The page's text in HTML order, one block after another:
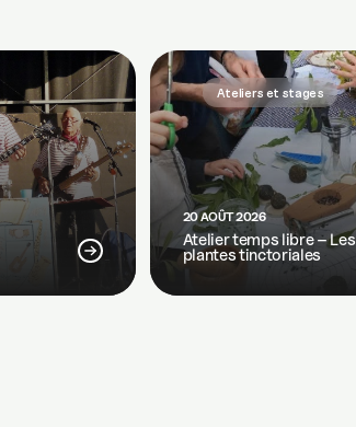
Ateliers et stages
20 AOÛT 2026
Atelier temps libre – Les
plantes tinctoriales